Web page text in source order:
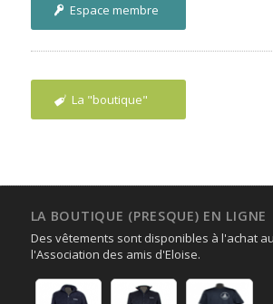
Espace membre
La "boutique"
LA BOUTIQUE (PRESQUE) EN LIGNE
Des vêtements sont disponibles à l'achat
l'Association des amis d'Eloise.